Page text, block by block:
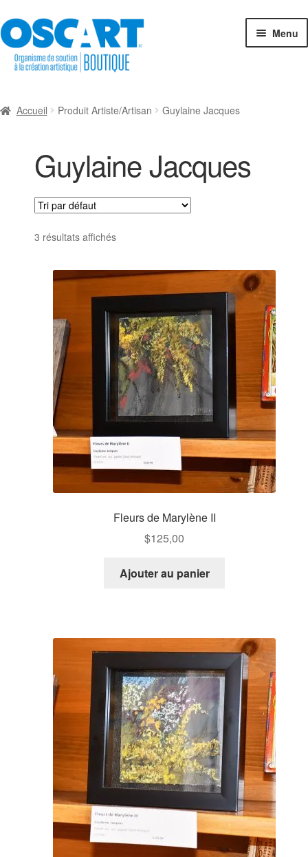
Aller
à
Aller
au
contenu
Menu
Créateurs en boutique
Cartes-cadeaux
Exposition collective
Connexion
Accueil Produit Artiste/Artisan Guylaine Jacques
Guylaine Jacques
3 résultats affichés
Fleurs de Marylène II
$125,00
Ajouter au panier